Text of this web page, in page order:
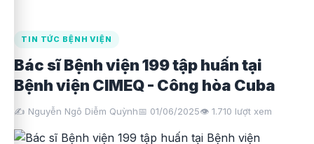
TIN TỨC BỆNH VIỆN
Bác sĩ Bệnh viện 199 tập huấn tại
Bệnh viện CIMEQ - Công hòa Cuba
✍️ Nguyễn Ngô Diễm Quỳnh📅 01/06/2025👁️ 1.710 lượt xem